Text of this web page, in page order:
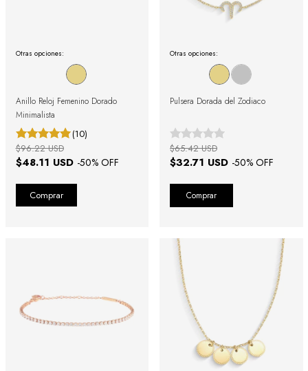
Otras opciones:
Anillo Reloj Femenino Dorado
Minimalista
(10)
$48.11 USD -50% OFF
$96.22 USD
Otras opciones:
Pulsera Dorada del Zodiaco
$32.71 USD -50% OFF
$65.42 USD
Comprar